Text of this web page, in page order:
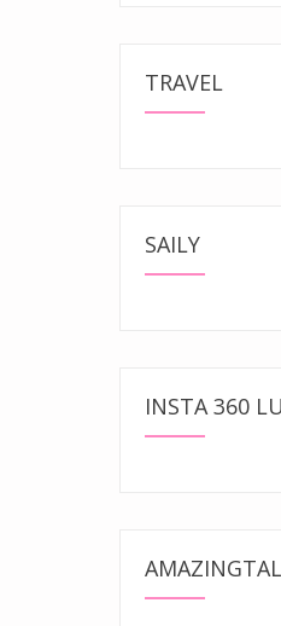
TRAVEL
SAILY
INSTA 360